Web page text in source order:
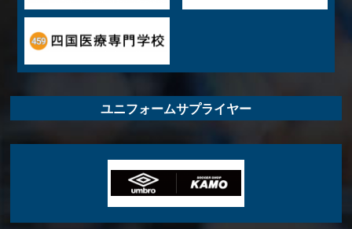
ユニフォームサプライヤー